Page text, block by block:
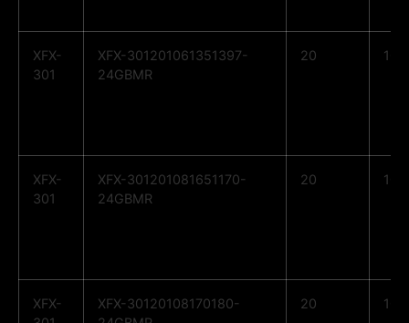
XFX-
301
XFX-301201061351397-
24GBMR
20 10
XFX-
301
XFX-301201081651170-
24GBMR
20 10
XFX-
XFX-30120108170180-
20 10